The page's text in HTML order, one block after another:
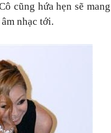
cũng hứa hẹn sẽ mang
nhạc tới.